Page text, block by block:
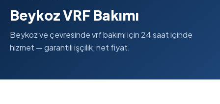
Beykoz VRF Bakımı
Beykoz ve çevresinde vrf bakımı için 24 saat içinde
hizmet — garantili işçilik, net fiyat.